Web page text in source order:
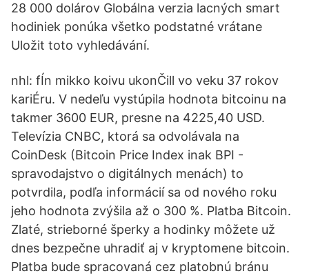
28 000 dolárov Globálna verzia lacných smart
hodiniek ponúka všetko podstatné vrátane
Uložit toto vyhledávání.
nhl: fÍn mikko koivu ukonČill vo veku 37 rokov
kariÉru. V nedeľu vystúpila hodnota bitcoinu na
takmer 3600 EUR, presne na 4225,40 USD.
Televízia CNBC, ktorá sa odvolávala na
CoinDesk (Bitcoin Price Index inak BPI -
spravodajstvo o digitálnych menách) to
potvrdila, podľa informácií sa od nového roku
jeho hodnota zvýšila až o 300 %. Platba Bitcoin.
Zlaté, strieborné šperky a hodinky môžete už
dnes bezpečne uhradiť aj v kryptomene bitcoin.
Platba bude spracovaná cez platobnú bránu